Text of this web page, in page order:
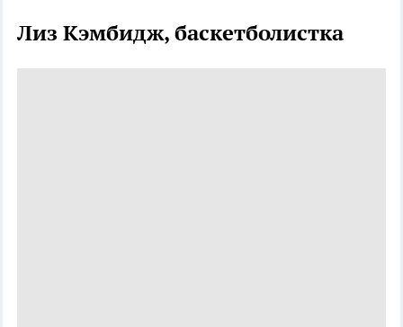
Лиз Кэмбидж, баскетболистка